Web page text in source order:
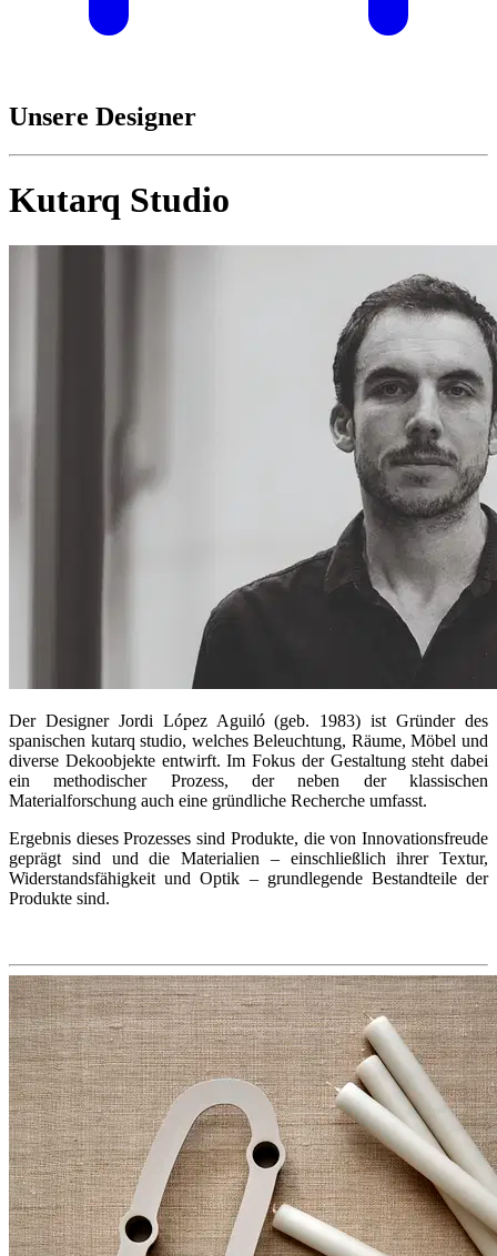
Unsere Designer
Kutarq Studio
Der Designer Jordi López Aguiló (geb. 1983) ist Gründer des
spanischen kutarq studio, welches Beleuchtung, Räume, Möbel und
diverse Dekoobjekte entwirft. Im Fokus der Gestaltung steht dabei
ein methodischer Prozess, der neben der klassischen
Materialforschung auch eine gründliche Recherche umfasst.
Ergebnis dieses Prozesses sind Produkte, die von Innovationsfreude
geprägt sind und die Materialien – einschließlich ihrer Textur,
Widerstandsfähigkeit und Optik – grundlegende Bestandteile der
Produkte sind.